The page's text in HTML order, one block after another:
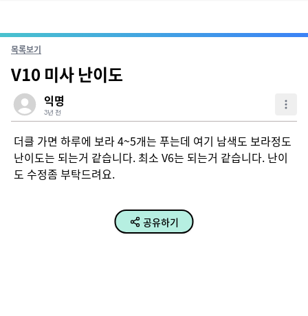
목록보기
V10 미사 난이도
익명
3년 전
더클 가면 하루에 보라 4~5개는 푸는데 여기 남색도 보라정도
난이도는 되는거 같습니다. 최소 V6는 되는거 같습니다. 난이
도 수정좀 부탁드려요.
공유하기